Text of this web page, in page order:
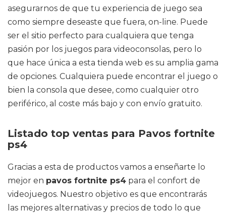
asegurarnos de que tu experiencia de juego sea
como siempre deseaste que fuera, on-line. Puede
ser el sitio perfecto para cualquiera que tenga
pasión por los juegos para videoconsolas, pero lo
que hace única a esta tienda web es su amplia gama
de opciones. Cualquiera puede encontrar el juego o
bien la consola que desee, como cualquier otro
periférico, al coste más bajo y con envío gratuito.
Listado top ventas para Pavos fortnite
ps4
Gracias a esta de productos vamos a enseñarte lo
mejor en pavos fortnite ps4 para el confort de
videojuegos. Nuestro objetivo es que encontrarás
las mejores alternativas y precios de todo lo que